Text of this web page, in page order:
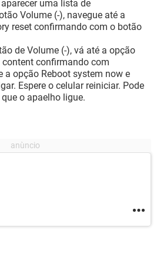
uma lista de
Volume (-), navegue até a
reset confirmando com o botão
de Volume (-), vá até a opção
content confirmando com
a opção Reboot system now e
Espere o celular reiniciar. Pode
o apaelho ligue.